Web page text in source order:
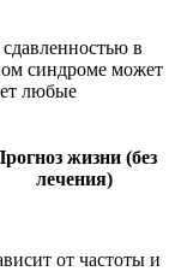
в
синдроме может
любые
жизни (без
лечения)
от частоты и